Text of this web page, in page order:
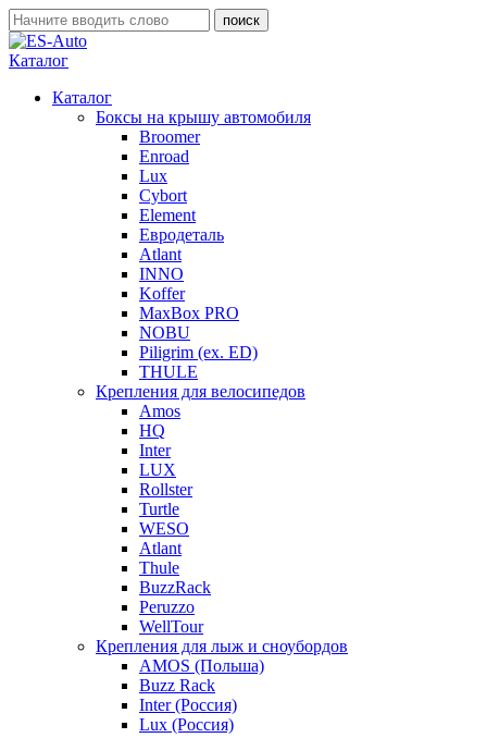
Каталог
Каталог
Боксы на крышу автомобиля
Broomer
Enroad
Lux
Cybort
Element
Евродеталь
Atlant
INNO
Koffer
MaxBox PRO
NOBU
Piligrim (ex. ED)
THULE
Крепления для велосипедов
Amos
HQ
Inter
LUX
Rollster
Turtle
WESO
Atlant
Thule
BuzzRack
Peruzzo
WellTour
Крепления для лыж и сноубордов
AMOS (Польша)
Buzz Rack
Inter (Россия)
Lux (Россия)